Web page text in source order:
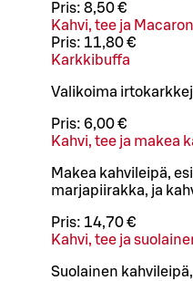
Pris: 8,50 €
Kahvi, tee ja
Pris: 11,80 €
Karkkibuffa
Valikoima
Pris: 6,00 €
Kahvi, tee ja makea
Makea kahvileipä,
marjapiirakka, ja
Pris: 14,70 €
Kahvi, tee ja
Suolainen